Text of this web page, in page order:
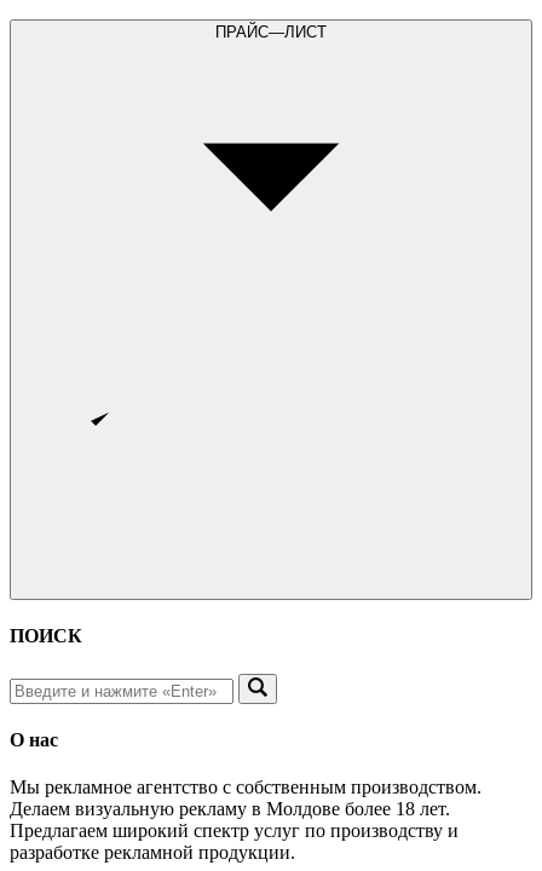
ПРАЙС—ЛИСТ
ПОИСК
О нас
Мы рекламное агентство с собственным производством.
Делаем визуальную рекламу в Молдове более 18 лет.
Предлагаем широкий спектр услуг по производству и
разработке рекламной продукции.